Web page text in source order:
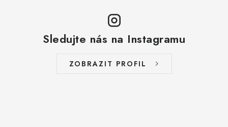
Sledujte nás na Instagramu
ZOBRAZIT PROFIL